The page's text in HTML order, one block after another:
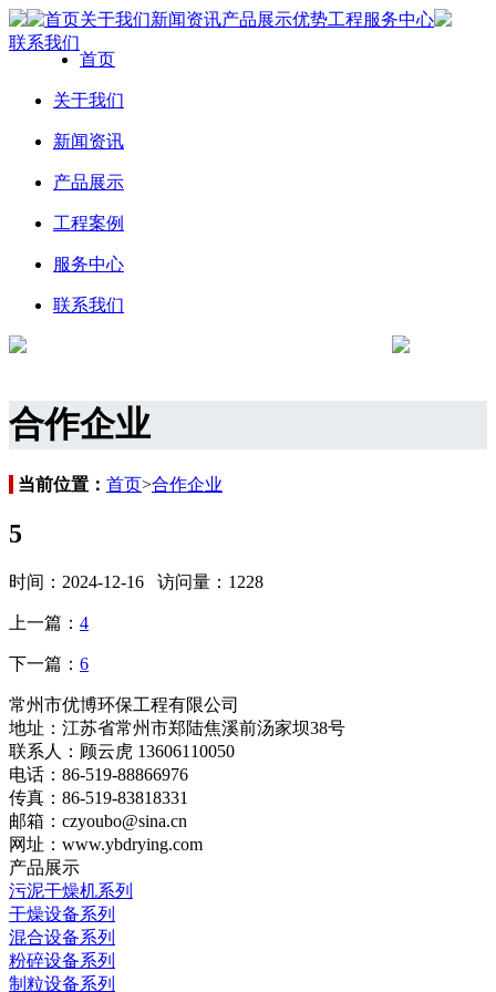
首页关于我们新闻资讯产品展示优势工程服务中心
联系我们
首页
关于我们
新闻资讯
产品展示
工程案例
服务中心
联系我们
合作企业
当前位置： 首页>合作企业
5
时间：2024-12-16 访问量：1228
上一篇： 4
下一篇： 6
常州市优博环保工程有限公司
地址：江苏省常州市郑陆焦溪前汤家坝38号
联系人：顾云虎 13606110050
电话：86-519-88866976
传真：86-519-83818331
邮箱：czyoubo@sina.cn
网址：www.ybdrying.com
产品展示
污泥干燥机系列
干燥设备系列
混合设备系列
粉碎设备系列
制粒设备系列